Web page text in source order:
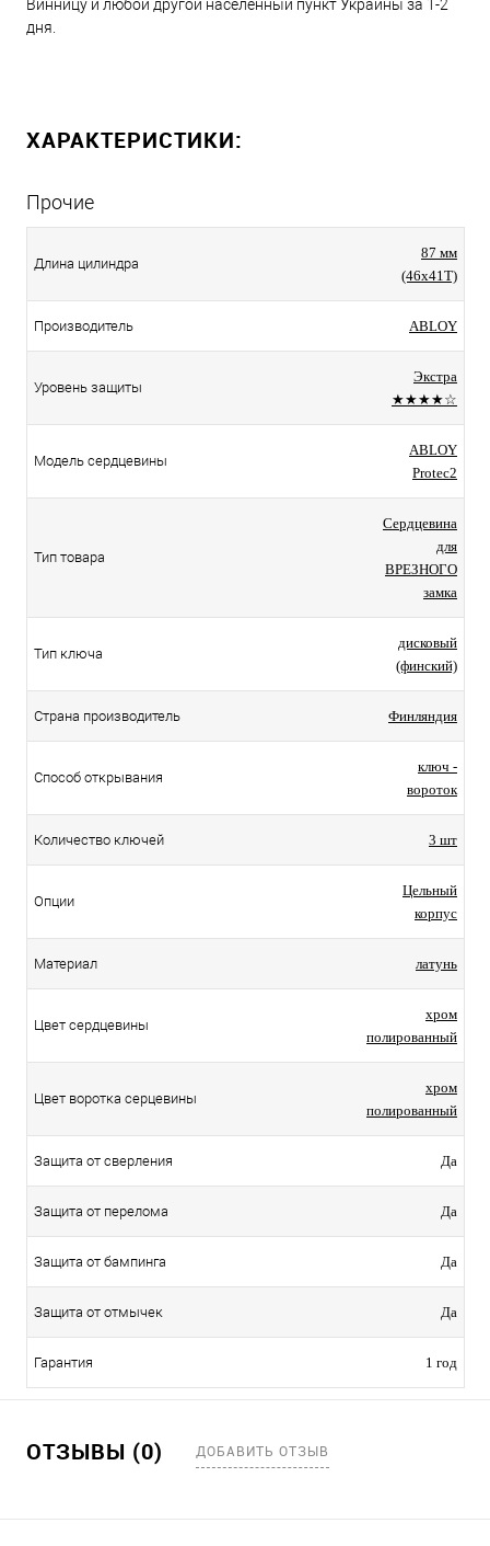
Винницу и любой другой населенный пункт Украины за 1-2
дня.
ХАРАКТЕРИСТИКИ:
Прочие
Длина цилиндра
87 мм
(46x41T)
Производитель ABLOY
Уровень защиты
Экстра
★★★★☆
Модель сердцевины
ABLOY
Protec2
Тип товара
Сердцевина
для
ВРЕЗНОГО
замка
Тип ключа
дисковый
(финский)
Страна производитель Финляндия
Способ открывания
ключ -
вороток
Количество ключей 3 шт
Опции
Цельный
корпус
Материал латунь
Цвет сердцевины
хром
полированный
Цвет воротка серцевины
хром
полированный
Защита от сверления Да
Защита от перелома Да
Защита от бампинга Да
Защита от отмычек Да
Гарантия 1 год
ОТЗЫВЫ (0) ДОБАВИТЬ ОТЗЫВ